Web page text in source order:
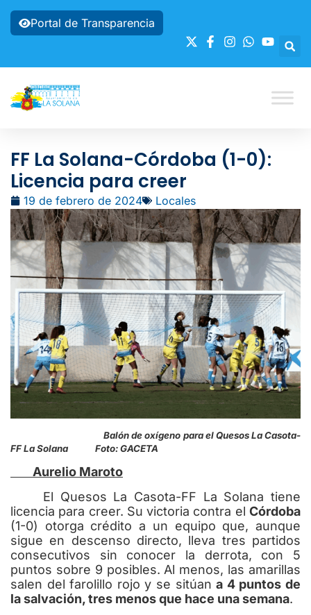
Portal de Transparencia
FF La Solana-Córdoba (1-0):
Licencia para creer
19 de febrero de 2024 Locales
Balón de oxígeno para el Quesos La Casota-
FF La Solana Foto: GACETA
Aurelio Maroto
El Quesos La Casota-FF La Solana tiene
licencia para creer. Su victoria contra el Córdoba
(1-0) otorga crédito a un equipo que, aunque
sigue en descenso directo, lleva tres partidos
consecutivos sin conocer la derrota, con 5
puntos sobre 9 posibles. Al menos, las amarillas
salen del farolillo rojo y se sitúana 4 puntos de
la salvación, tres menos que hace una semana.